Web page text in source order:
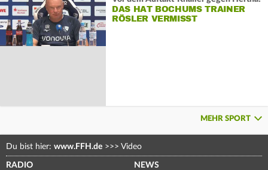
DAS HAT BOCHUMS TRAINER
RÖSLER VERMISST
MEHR SPORT
Du bist hier: www.FFH.de >>> Video
RADIO NEWS